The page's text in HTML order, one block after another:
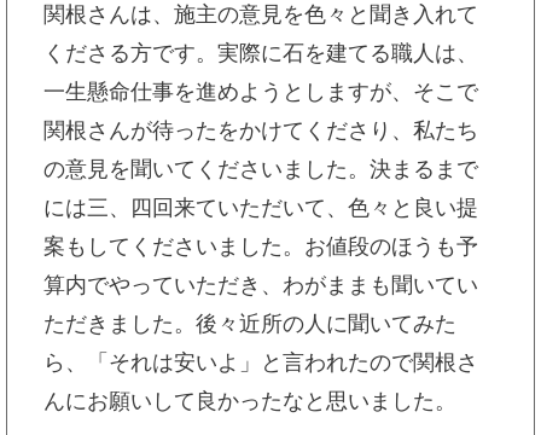
関根さんは、施主の意見を色々と聞き入れて
くださる方です。実際に石を建てる職人は、
一生懸命仕事を進めようとしますが、そこで
関根さんが待ったをかけてくださり、私たち
の意見を聞いてくださいました。決まるまで
には三、四回来ていただいて、色々と良い提
案もしてくださいました。お値段のほうも予
算内でやっていただき、わがままも聞いてい
ただきました。後々近所の人に聞いてみた
ら、「それは安いよ」と言われたので関根さ
んにお願いして良かったなと思いました。